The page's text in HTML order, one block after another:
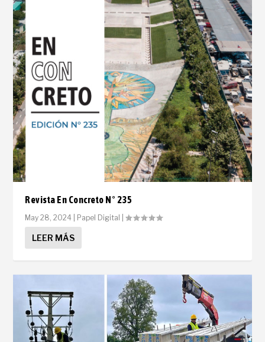
Revista En Concreto N° 235
May 28, 2024 Papel Digital |
LEER MÁS